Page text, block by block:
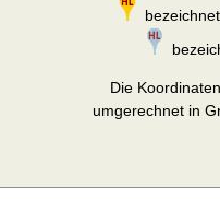
Die
umgerechnet in